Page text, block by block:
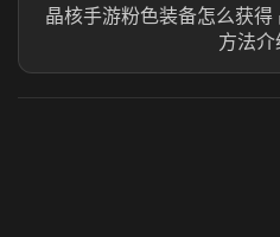
晶核手游粉色装备怎么获
方法介